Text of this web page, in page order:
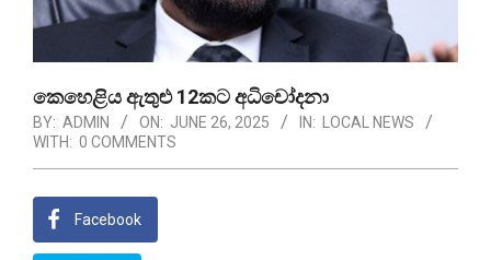
කෙහෙළිය ඇතුළු 12කට අධිචෝදනා
BY: ADMIN ON: JUNE 26, 2025 IN:
LOCAL NEWS
WITH: 0 COMMENTS
Facebook